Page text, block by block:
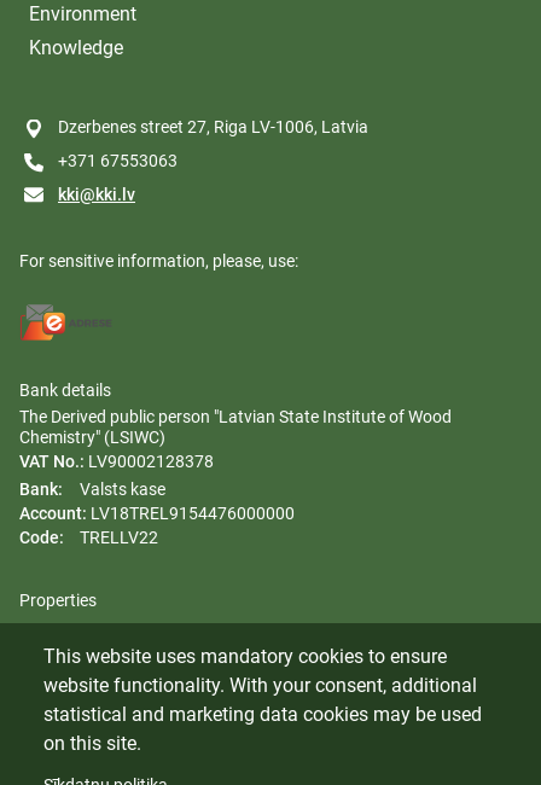
Environment
Knowledge
Dzerbenes street 27, Riga LV-1006, Latvia
+371 67553063
kki@kki.lv
For sensitive information, please, use:
Bank details
The Derived public person "Latvian State Institute of Wood
Chemistry" (LSIWC)
VAT No.: LV90002128378
Bank:
Valsts kase
Account: LV18TREL9154476000000
Code:
TRELLV22
Properties
Gender equality plan
Whistleblowing
This website uses mandatory cookies to ensure
website functionality. With your consent, additional
statistical and marketing data cookies may be used
on this site.